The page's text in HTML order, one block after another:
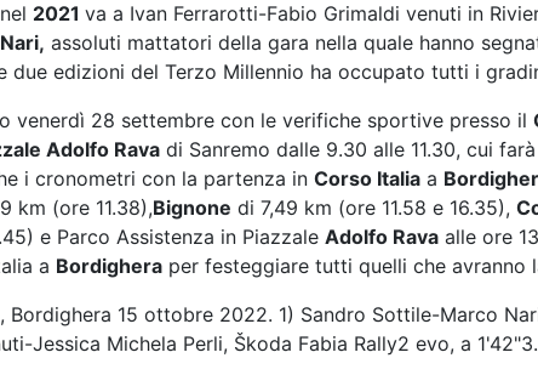
2021 va a Ivan Ferrarotti-Fabio Grimaldi venuti in
assoluti mattatori della gara nella quale hanno
due edizioni del Terzo Millennio ha occupato tutti i
venerdì 28 settembre con le verifiche sportive presso il
Adolfo Rava di Sanremo dalle 9.30 alle 11.30, cui
i cronometri con la partenza in Corso Italia a
km (ore 11.38),Bignone di 7,49 km (ore 11.58 e 16.35),
e Parco Assistenza in Piazzale Adolfo Rava alle ore
a Bordighera per festeggiare tutti quelli che avranno
, Bordighera 15 ottobre 2022. 1) Sandro Sottile-Marco
Jessica Michela Perli, Škoda Fabia Rally2 evo, a 1'42"3.